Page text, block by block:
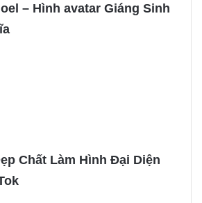
– Hình avatar Giáng Sinh
Chất Làm Hình Đại Diện